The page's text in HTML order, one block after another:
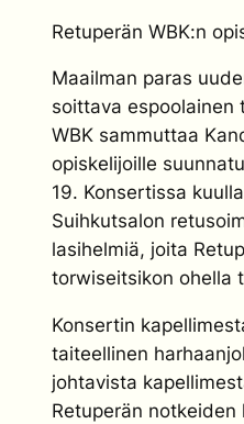
Retuperän WBK:n
Maailman paras
soittava espoolainen
WBK sammuttaa
opiskelijoille
19. Konsertissa
Suihkutsalon
lasihelmiä, joita
torwiseitsikon ohella
Konsertin
taiteellinen
johtavista
Retuperän